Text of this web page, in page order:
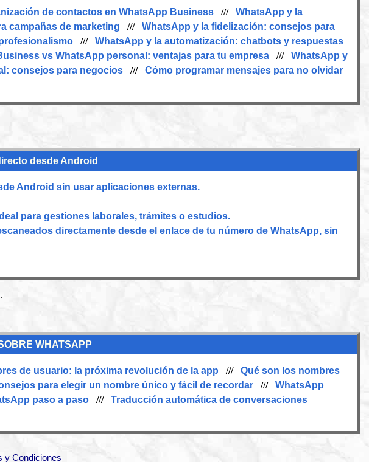
de contactos en WhatsApp Business /// WhatsApp y la
campañas de marketing /// WhatsApp y la fidelización: consejos para
/// WhatsApp y la automatización: chatbots y respuestas
vs WhatsApp personal: ventajas para tu empresa /// WhatsApp y
consejos para negocios /// Cómo programar mensajes para no olvidar
desde Android
Android sin usar aplicaciones externas.
para gestiones laborales, trámites o estudios.
directamente desde el enlace de tu número de WhatsApp, sin
WHATSAPP
de usuario: la próxima revolución de la app /// Qué son los nombres
para elegir un nombre único y fácil de recordar /// WhatsApp
paso a paso /// Traducción automática de conversaciones
y Condiciones